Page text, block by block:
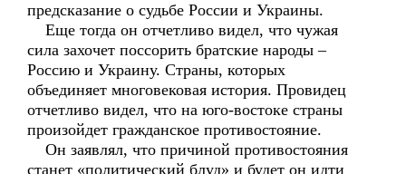
предсказание о судьбе России и Украины.
Еще тогда он отчетливо видел, что чужая
сила захочет поссорить братские народы –
Россию и Украину. Страны, которых
объединяет многовековая история. Провидец
отчетливо видел, что на юго-востоке страны
произойдет гражданское противостояние.
Он заявлял, что причиной противостояния
станет «политический блуд» и будет он идти